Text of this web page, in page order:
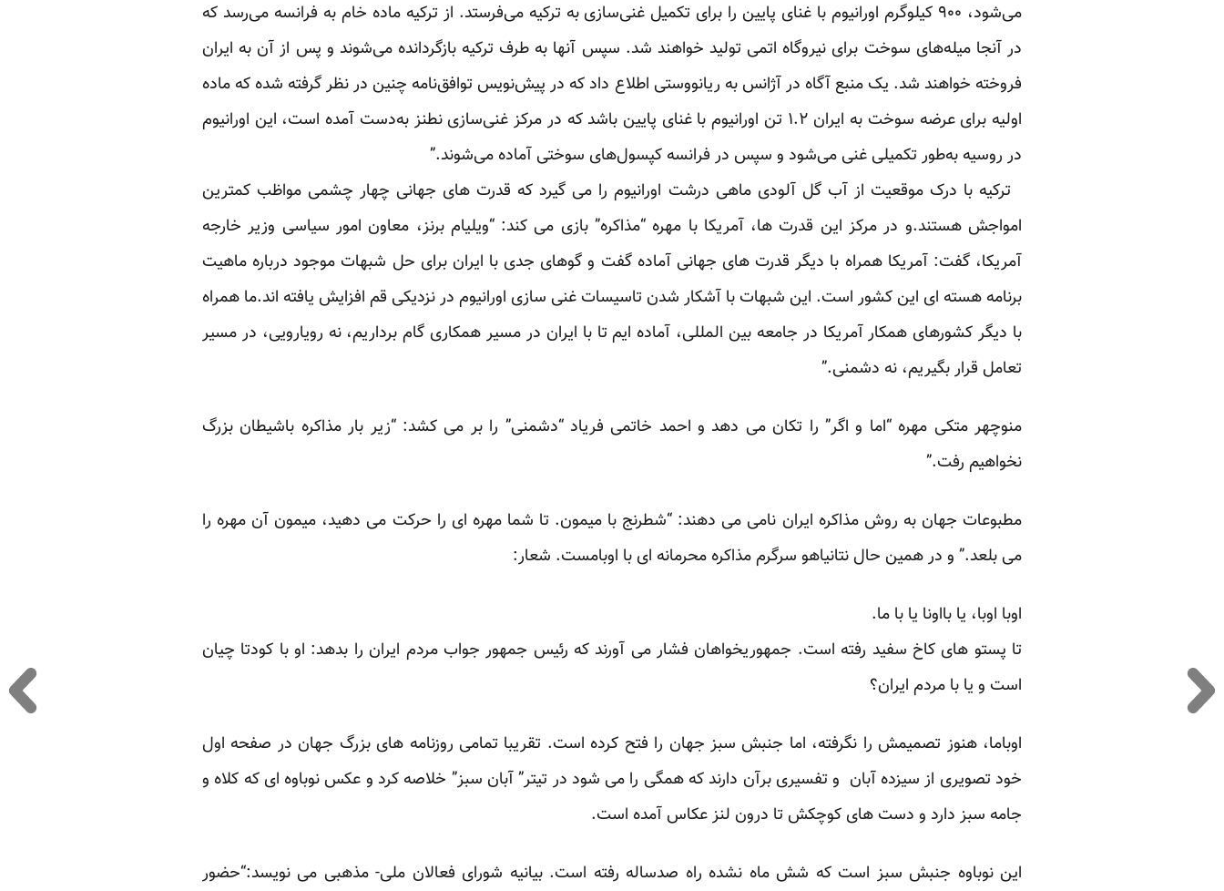
می‌شود، ۹۰۰ کیلوگرم اورانیوم با غنای پایین را برای تکمیل غنی‌سازی به ترکیه می‌فرستد. از ترکیه ماده خام به فرانسه می‌رسد که
در آنجا میله‌های سوخت برای نیروگاه اتمی تولید خواهند شد. سپس آنها به طرف ترکیه‌ بازگردانده می‌شوند و پس از آن به ایران
فروخته خواهند شد. یک منبع آگاه در آژانس به ریانووستی اطلاع داد که در پیش‌نویس توافق‌نامه چنین در نظر گرفته شده که ماده
اولیه برای عرضه سوخت به ایران ۱.۲ تن اورانیوم با غنای پایین باشد که در مرکز غنی‌سازی نطنز به‌دست آمده است، این اورانیوم
در روسیه به‌طور تکمیلی غنی می‌شود و سپس در فرانسه کپسول‌های سوختی آماده می‌شوند.”
ترکیه با درک موقعیت از آب گل آلودی ماهی درشت اورانیوم را می گیرد که قدرت های جهانی چهار چشمی مواظب کمترین
امواجش هستند.و در مرکز این قدرت ها، آمریکا با مهره “مذاکره” بازی می کند: “ویلیام برنز، معاون امور سیاسی وزیر خارجه
آمریکا، گفت: آمریکا همراه با دیگر قدرت های جهانی آماده گفت و گوهای جدی با ایران برای حل شبهات موجود درباره ماهیت
برنامه هسته ای این کشور است. این شبهات با آشکار شدن تاسیسات غنی سازی اورانیوم در نزدیکی قم افزایش یافته اند.ما همراه
با دیگر کشورهای همکار آمریکا در جامعه بین المللی، آماده ایم تا با ایران در مسیر همکاری گام برداریم، نه رویارویی، در مسیر
تعامل قرار بگیریم، نه دشمنی.”
منوچهر متکی مهره “اما و اگر” را تکان می دهد و احمد خاتمی فریاد “دشمنی” را بر می کشد: “زیر بار مذاکره باشیطان بزرگ
نخواهیم رفت.”
مطبوعات جهان به روش مذاکره ایران نامی می دهند: “شطرنج با میمون. تا شما مهره ای را حرکت می دهید، میمون آن مهره را
می بلعد.” و در همین حال نتانیاهو سرگرم مذاکره محرمانه ای با اوبامست. شعار:
اوبا اوبا، یا بااونا یا با ما.
تا پستو های کاخ سفید رفته است. جمهوریخواهان فشار می آورند که رئیس جمهور جواب مردم ایران را بدهد: او با کودتا چیان
است و یا با مردم ایران؟
اوباما، هنوز تصمیمش را نگرفته، اما جنبش سبز جهان را فتح کرده است. تقریبا تمامی روزنامه های بزرگ جهان در صفحه اول
خود تصویری از سیزده آبان و تفسیری برآن دارند که همگی را می شود در تیتر” آبان سبز” خلاصه کرد و عکس نوباوه ای که کلاه و
جامه سبز دارد و دست های کوچکش تا درون لنز عکاس آمده است.
این نوباوه جنبش سبز است که شش ماه نشده راه صدساله رفته است. بیانیه شورای فعالان ملی- مذهبی می نویسد:“حضور